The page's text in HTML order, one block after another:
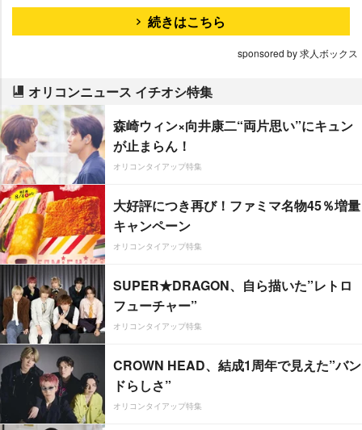
続きはこちら
sponsored by 求人ボックス
オリコンニュース イチオシ特集
森崎ウィン×向井康二“両片思い”にキュン
が止まらん！
オリコンタイアップ特集
大好評につき再び！ファミマ名物45％増量
キャンペーン
オリコンタイアップ特集
SUPER★DRAGON、自ら描いた”レトロ
フューチャー”
オリコンタイアップ特集
CROWN HEAD、結成1周年で見えた”バン
ドらしさ”
オリコンタイアップ特集